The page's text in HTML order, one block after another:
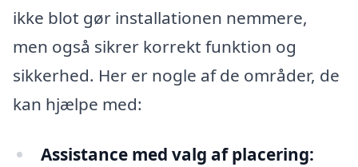
ikke blot gør installationen nemmere,
men også sikrer korrekt funktion og
sikkerhed. Her er nogle af de områder, de
kan hjælpe med:
Assistance med valg af placering: